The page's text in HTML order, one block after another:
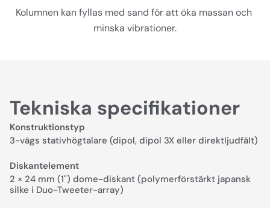
Kolumnen kan fyllas med sand för att öka massan och
minska vibrationer.
Tekniska specifikationer
Konstruktionstyp
3-vägs stativhögtalare (dipol, dipol 3X eller direktljudfält)
Diskantelement
2 × 24 mm (1") dome-diskant (polymerförstärkt japansk
silke i Duo-Tweeter-array)